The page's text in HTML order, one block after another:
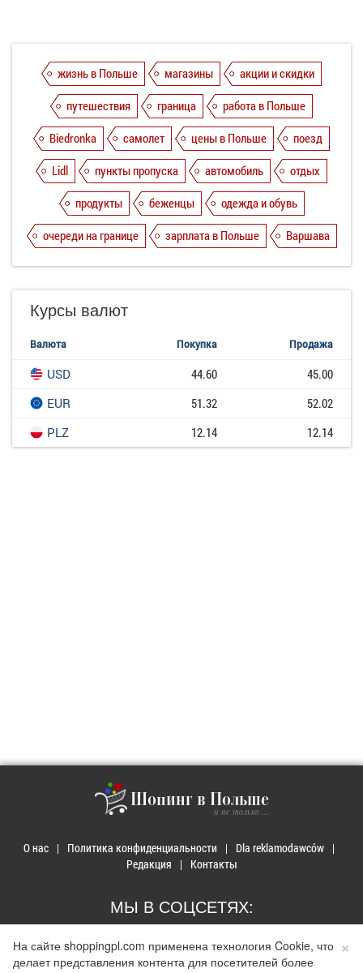
жизнь в Польше магазины
акции и скидки
путешествия
граница
работа в Польше
Biedronka
самолет цены в Польше
поезд
Lidl
пункты пропуска автомобиль
отдых
продукты
беженцы
одежда и обувь
очереди на границе
зарплата в Польше Варшава
Курсы валют
Валюта Покупка Продажа
USD 44.60
45.00
EUR
51.32
52.02
PLZ
12.14 12.14
Шопинг в Польше
и не только ...
О нас Политика конфиденциальности
Dla reklamodawców
Редакция
Контакты
МЫ В СОЦСЕТЯХ:
×
На сайте shoppingpl.com применена технология Cookie, что
делает представления контента для посетителей более